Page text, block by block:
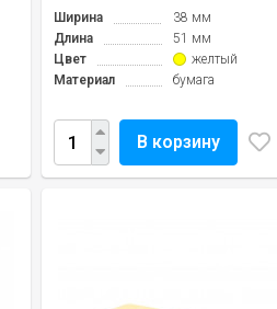
Ширина
38 мм
Длина
51 мм
Цвет
желтый
Материал
бумага
В корзину